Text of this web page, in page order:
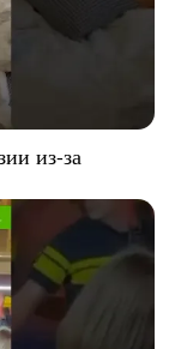
из-за